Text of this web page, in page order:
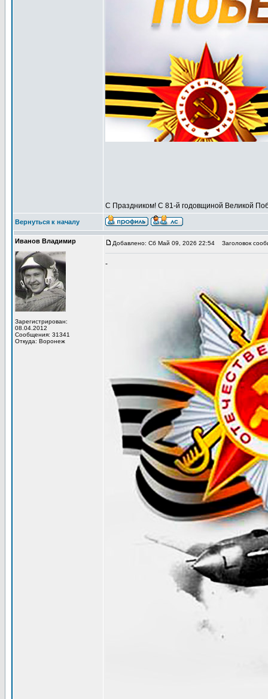
С Праздником! С 81-й годовщиной Великой
Вернуться к началу
Иванов Владимир
Зарегистрирован:
08.04.2012
Сообщения: 31341
Откуда: Воронеж
Добавлено: Сб Май 09, 2026 22:54 Заголовок
-